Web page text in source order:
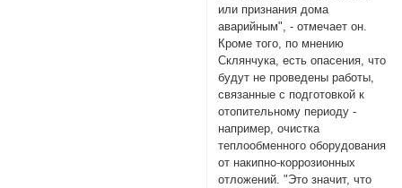
или признания дома
аварийным", - отмечает он.
Кроме того, по мнению
Склянчука, есть опасения, что
будут не проведены работы,
связанные с подготовкой к
отопительному периоду -
например, очистка
теплообменного оборудования
от накипно-коррозионных
отложений. "Это значит, что